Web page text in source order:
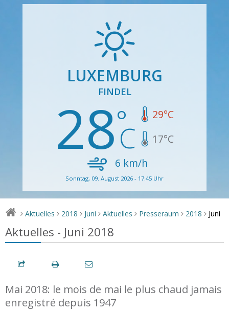
LUXEMBURG
FINDEL
28 29°C
17°C
6 km/h
Sonntag, 09. August 2026 - 17:45 Uhr
> Aktuelles > 2018 > Juni > Aktuelles > Presseraum > 2018 > Juni
Aktuelles - Juni 2018
Mai 2018: le mois de mai le plus chaud jamais
enregistré depuis 1947